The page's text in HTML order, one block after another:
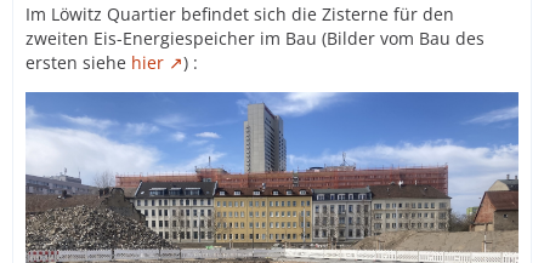
Im Löwitz Quartier befindet sich die Zisterne für den
zweiten Eis-Energiespeicher im Bau (Bilder vom Bau des
ersten siehe hier ) :